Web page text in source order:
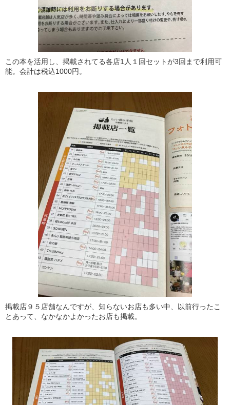
この本を活用し、掲載されてる各店1人１回セットが3回まで利用可
能。会計は税込1000円。
掲載店９５店舗なんですが、知らないお店も多い中、以前行ったこ
とあって、なかなかよかったお店も掲載。